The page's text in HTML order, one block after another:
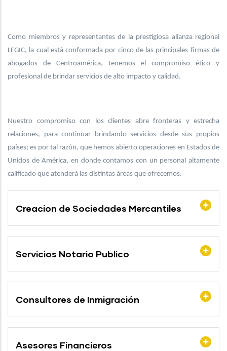
Como miembros y representantes de la prestigiosa alianza regional
LEGIC, la cual está conformada por cinco de las principales firmas de
abogados de Centroamérica, tenemos el compromiso ético y
profesional de brindar servicios de alto impacto y calidad.
Nuestro compromiso con los clientes abre fronteras y estrecha
relaciones, para continuar brindando servicios desde sus propios
países; es por tal razón, que hemos abierto operaciones en Estados de
Unidos de América, en donde contamos con un personal altamente
calificado que atenderá las distintas áreas que ofrecemos.
Creacion de Sociedades Mercantiles
Servicios Notario Publico
Consultores de Inmigración
Asesores Financieros